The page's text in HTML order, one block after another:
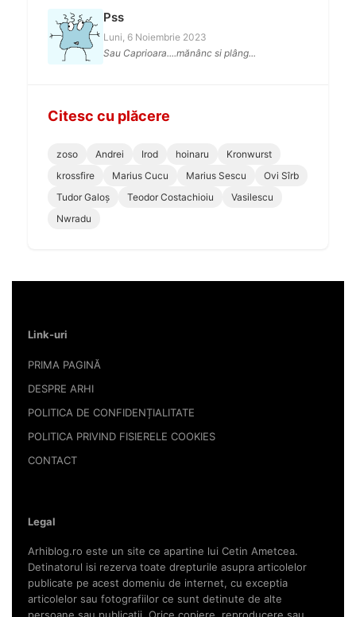
Pss
Luni, 6 Noiembrie 2023
Sau Caprioara....mănânc si plâng...
Citesc cu plăcere
zoso Andrei Irod hoinaru
Kronwurst
krossfire
Marius Cucu Marius Sescu
Ovi Sîrb
Tudor Galoș
Teodor Costachioiu
Vasilescu
Nwradu
Link-uri
PRIMA PAGINĂ
DESPRE ARHI
POLITICA DE CONFIDENȚIALITATE
POLITICA PRIVIND FISIERELE COOKIES
CONTACT
Legal
Arhiblog.ro este un site ce apartine lui Cetin Ametcea.
Detinatorul isi rezerva toate drepturile asupra articolelor
publicate pe acest domeniu de internet, cu exceptia
articolelor sau fotografiilor ce sunt detinute de alte